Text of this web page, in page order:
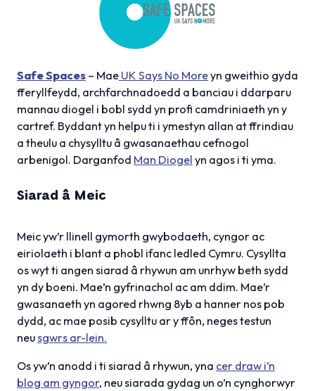
Safe Spaces – Mae UK Says No Moreyn gweithio gyda
fferyllfeydd, archfarchnadoedd a banciau i ddarparu
mannau diogel i bobl sydd yn profi camdriniaeth yn y
cartref. Byddant yn helpu ti i ymestyn allan at ffrindiau
a theulu a chysylltu â gwasanaethau cefnogol
arbenigol. Darganfod Man Diogel yn agos i ti yma.
Siarad â Meic
Meic yw’r llinell gymorth gwybodaeth, cyngor ac
eiriolaeth i blant a phobl ifanc ledled Cymru. Cysyllta
os wyt ti angen siarad â rhywun am unrhyw beth sydd
yn dy boeni. Mae’n gyfrinachol ac am ddim. Mae’r
gwasanaeth yn agored rhwng 8yb a hanner nos pob
dydd, ac mae posib cysylltu ar y ffôn, neges testun
neusgwrs ar-lein.
Os yw’n anodd i ti siarad â rhywun, yna cer draw i’n
blog am gyngor, neu siarada gydag un o’n cynghorwyr